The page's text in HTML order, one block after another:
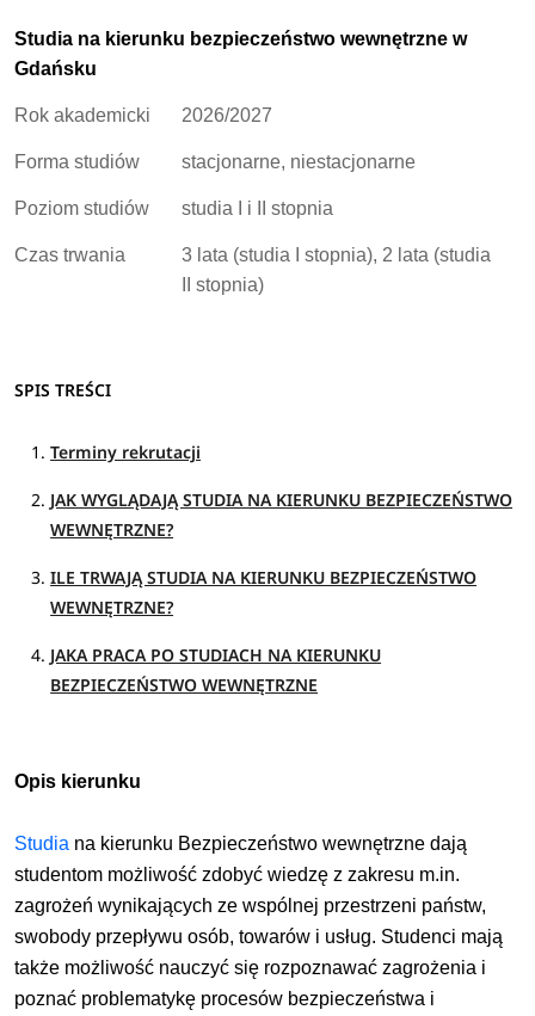
Studia na kierunku bezpieczeństwo wewnętrzne w
Gdańsku
Rok akademicki 2026/2027
Forma studiów stacjonarne, niestacjonarne
Poziom studiów studia I i II stopnia
Czas trwania
3 lata (studia I stopnia), 2 lata (studia
II stopnia)
SPIS TREŚCI
Terminy rekrutacji
JAK WYGLĄDAJĄ STUDIA NA KIERUNKU BEZPIECZEŃSTWO
WEWNĘTRZNE?
ILE TRWAJĄ STUDIA NA KIERUNKU BEZPIECZEŃSTWO
WEWNĘTRZNE?
JAKA PRACA PO STUDIACH NA KIERUNKU
BEZPIECZEŃSTWO WEWNĘTRZNE
Opis kierunku
Studia na kierunku Bezpieczeństwo wewnętrzne dają
studentom możliwość zdobyć wiedzę z zakresu m.in.
zagrożeń wynikających ze wspólnej przestrzeni państw,
swobody przepływu osób, towarów i usług. Studenci mają
także możliwość nauczyć się rozpoznawać zagrożenia i
poznać problematykę procesów bezpieczeństwa i